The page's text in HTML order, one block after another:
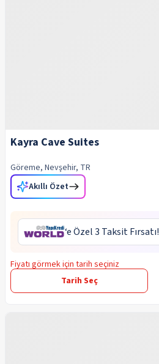
Kayra Cave Suites
Göreme, Nevşehir, TR
Akıllı Özet
‘e Özel 3 Taksit Fırsatı!
Fiyatı görmek için tarih seçiniz
Tarih Seç